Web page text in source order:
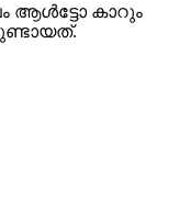
ആള്‍ട്ടോ കാറും